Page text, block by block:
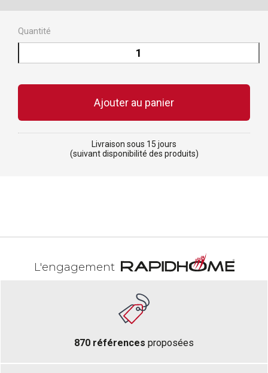
Quantité
Livraison sous 15 jours
(suivant disponibilité des produits)
L'engagement
870 références proposées